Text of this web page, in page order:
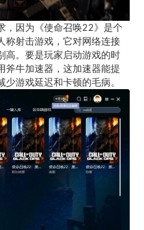
，因为《使命召唤22》是个
称射击游戏，它对网络连接
高。要是玩家启动游戏的时
斧牛加速器，这加速器能提
游戏延迟和卡顿的毛病。